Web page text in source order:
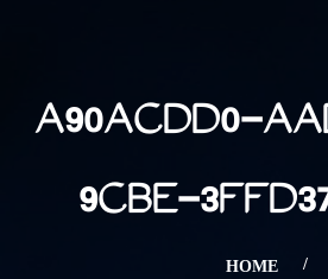
A90ACDD0-
9CBE-
HOME